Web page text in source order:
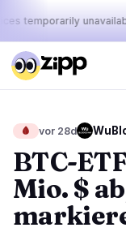
temporarily
Der Puls
von
heute:
🩸 vor 28d
BTC-
Mio. $